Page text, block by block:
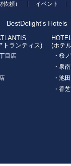
頼） イベント
BestDelight's Hotels
トランティス)
目店
(ホテ
・桜
・泉
・池
・香